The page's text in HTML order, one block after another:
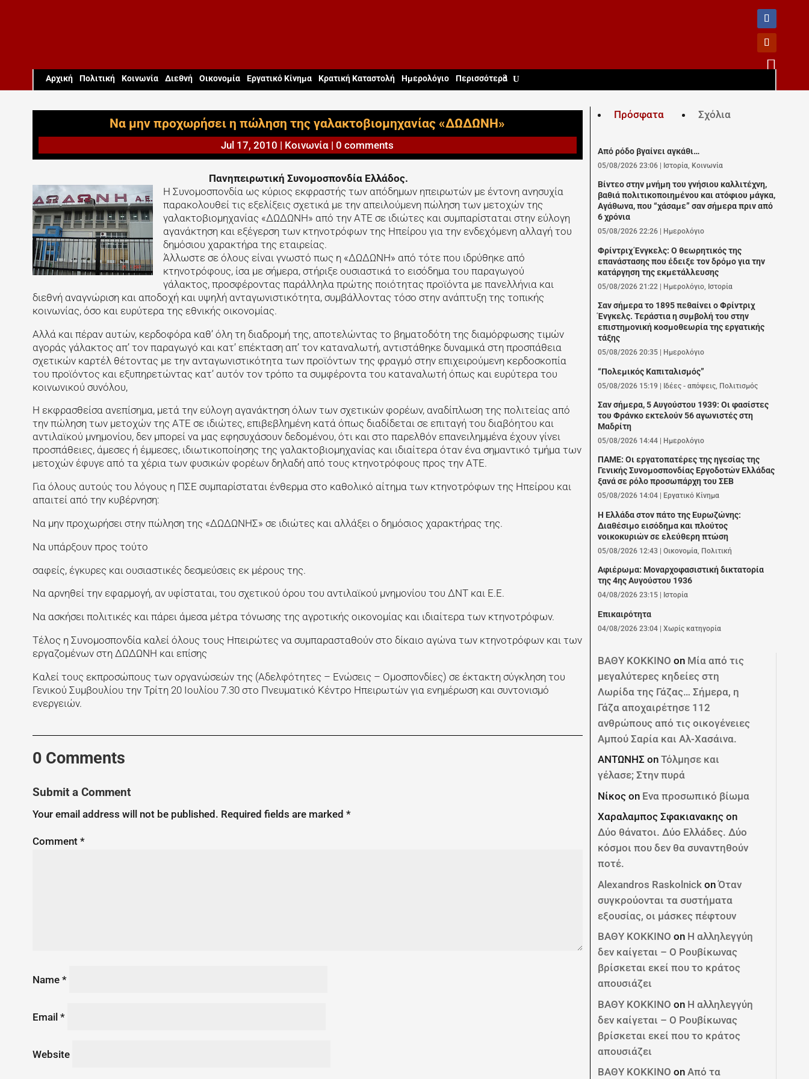

Aρχική Πολιτική Κοινωνία Διεθνή Οικονομία Εργατικό Κίνημα Κρατική Καταστολή Ημερολόγιο Περισσότερα
Να μην προχωρήσει η πώληση της γαλακτοβιομηχανίας «ΔΩΔΩΝΗ»
Jul 17, 2010 | Κοινωνία |0 comments
Πανηπειρωτική Συνομοσπονδία Ελλάδος.
Η Συνομοσπονδία ως κύριος εκφραστής των απόδημων ηπειρωτών με έντονη ανησυχία
παρακολουθεί τις εξελίξεις σχετικά με την απειλούμενη πώληση των μετοχών της
γαλακτοβιομηχανίας «ΔΩΔΩΝΗ» από την ΑΤΕ σε ιδιώτες και συμπαρίσταται στην εύλογη
αγανάκτηση και εξέγερση των κτηνοτρόφων της Ηπείρου για την ενδεχόμενη αλλαγή του
δημόσιου χαρακτήρα της εταιρείας.
Άλλωστε σε όλους είναι γνωστό πως η «ΔΩΔΩΝΗ» από τότε που ιδρύθηκε από
κτηνοτρόφους, ίσα με σήμερα, στήριξε ουσιαστικά το εισόδημα του παραγωγού
γάλακτος, προσφέροντας παράλληλα πρώτης ποιότητας προϊόντα με πανελλήνια και
διεθνή αναγνώριση και αποδοχή και υψηλή ανταγωνιστικότητα, συμβάλλοντας τόσο στην ανάπτυξη της τοπικής
κοινωνίας, όσο και ευρύτερα της εθνικής οικονομίας.
Αλλά και πέραν αυτών, κερδοφόρα καθ’ όλη τη διαδρομή της, αποτελώντας το βηματοδότη της διαμόρφωσης τιμών
αγοράς γάλακτος απ’ τον παραγωγό και κατ’ επέκταση απ’ τον καταναλωτή, αντιστάθηκε δυναμικά στη προσπάθεια
σχετικών καρτέλ θέτοντας με την ανταγωνιστικότητα των προϊόντων της φραγμό στην επιχειρούμενη κερδοσκοπία
του προϊόντος και εξυπηρετώντας κατ’ αυτόν τον τρόπο τα συμφέροντα του καταναλωτή όπως και ευρύτερα του
κοινωνικού συνόλου,
Η εκφρασθείσα ανεπίσημα, μετά την εύλογη αγανάκτηση όλων των σχετικών φορέων, αναδίπλωση της πολιτείας από
την πώληση των μετοχών της ΑΤΕ σε ιδιώτες, επιβεβλημένη κατά όπως διαδίδεται σε επιταγή του διαβόητου και
αντιλαϊκού μνημονίου, δεν μπορεί να μας εφησυχάσουν δεδομένου, ότι και στο παρελθόν επανειλημμένα έχουν γίνει
προσπάθειες, άμεσες ή έμμεσες, ιδιωτικοποίησης της γαλακτοβιομηχανίας και ιδιαίτερα όταν ένα σημαντικό τμήμα των
μετοχών έφυγε από τα χέρια των φυσικών φορέων δηλαδή από τους κτηνοτρόφους προς την ΑΤΕ.
Για όλους αυτούς του λόγους η ΠΣΕ συμπαρίσταται ένθερμα στο καθολικό αίτημα των κτηνοτρόφων της Ηπείρου και
απαιτεί από την κυβέρνηση:
Να μην προχωρήσει στην πώληση της «ΔΩΔΩΝΗΣ» σε ιδιώτες και αλλάξει ο δημόσιος χαρακτήρας της.
Να υπάρξουν προς τούτο
σαφείς, έγκυρες και ουσιαστικές δεσμεύσεις εκ μέρους της.
Να αρνηθεί την εφαρμογή, αν υφίσταται, του σχετικού όρου του αντιλαϊκού μνημονίου του ΔΝΤ και Ε.Ε.
Να ασκήσει πολιτικές και πάρει άμεσα μέτρα τόνωσης της αγροτικής οικονομίας και ιδιαίτερα των κτηνοτρόφων.
Τέλος η Συνομοσπονδία καλεί όλους τους Ηπειρώτες να συμπαρασταθούν στο δίκαιο αγώνα των κτηνοτρόφων και των
εργαζομένων στη ΔΩΔΩΝΗ και επίσης
Καλεί τους εκπροσώπους των οργανώσεών της (Αδελφότητες – Ενώσεις – Ομοσπονδίες) σε έκτακτη σύγκληση του
Γενικού Συμβουλίου την Τρίτη 20 Ιουλίου 7.30 στο Πνευματικό Κέντρο Ηπειρωτών για ενημέρωση και συντονισμό
ενεργειών.
0 Comments
Submit a Comment
Your email address will not be published. Required fields are marked *
Comment *
Name *
Email *
Website
Πρόσφατα Σχόλια
Από ρόδο βγαίνει αγκάθι…
05/08/2026 23:06 | Ιστορία, Κοινωνία
Βίντεο στην μνήμη του γνήσιου καλλιτέχνη,
βαθιά πολιτικοποιημένου και ατόφιου μάγκα,
Αγάθωνα, που “χάσαμε” σαν σήμερα πριν από
6 χρόνια
05/08/2026 22:26 Ημερολόγιο
Φρίντριχ Ένγκελς: Ο θεωρητικός της
επανάστασης που έδειξε τον δρόμο για την
κατάργηση της εκμετάλλευσης
05/08/2026 21:22 | Ημερολόγιο Ιστορία
Σαν σήμερα το 1895 πεθαίνει ο Φρίντριχ
Ένγκελς. Τεράστια η συμβολή του στην
επιστημονική κοσμοθεωρία της εργατικής
τάξης
05/08/2026 20:35 Ημερολόγιο
“Πολεμικός Καπιταλισμός”
05/08/2026 15:19 | Ιδέες - απόψεις Πολιτισμός
Σαν σήμερα, 5 Αυγούστου 1939: Οι φασίστες
του Φράνκο εκτελούν 56 αγωνιστές στη
Μαδρίτη
05/08/2026 14:44 Ημερολόγιο
ΠΑΜΕ: Οι εργατοπατέρες της ηγεσίας της
Γενικής Συνομοσπονδίας Εργοδοτών Ελλάδας
ξανά σε ρόλο προσωπάρχη του ΣΕΒ
05/08/2026 14:04 Εργατικό Κίνημα
Η Ελλάδα στον πάτο της Ευρωζώνης:
Διαθέσιμο εισόδημα και πλούτος
νοικοκυριών σε ελεύθερη πτώση
05/08/2026 12:43 |Οικονομία Πολιτική
Αφιέρωμα: Mοναρχοφασιστική δικτατορία
της 4ης Αυγούστου 1936
04/08/2026 23:15 Ιστορία
Επικαιρότητα
04/08/2026 23:04 |Χωρίς κατηγορία
ΒΑΘΥ ΚΟΚΚΙΝΟ on Μία από τις
μεγαλύτερες κηδείες στη
Λωρίδα της Γάζας… Σήμερα, η
Γάζα αποχαιρέτησε 112
ανθρώπους από τις οικογένειες
Αμπού Σαρία και Αλ-Χασάινα.
ΑΝΤΩΝΗΣ onΤόλμησε και
γέλασε; Στην πυρά
Νίκος on Ενα προσωπικό βίωμα
Χαραλαμπος Σφακιανακης on
Δύο θάνατοι. Δύο Ελλάδες. Δύο
κόσμοι που δεν θα συναντηθούν
ποτέ.
Alexandros Raskolnick onΌταν
συγκρούονται τα συστήματα
εξουσίας, οι μάσκες πέφτουν
ΒΑΘΥ ΚΟΚΚΙΝΟ on Η αλληλεγγύη
δεν καίγεται – Ο Ρουβίκωνας
βρίσκεται εκεί που το κράτος
απουσιάζει
ΒΑΘΥ ΚΟΚΚΙΝΟ on Η αλληλεγγύη
δεν καίγεται – Ο Ρουβίκωνας
βρίσκεται εκεί που το κράτος
απουσιάζει
ΒΑΘΥ ΚΟΚΚΙΝΟ onΑπό τα